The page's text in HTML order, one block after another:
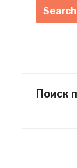
Поиск